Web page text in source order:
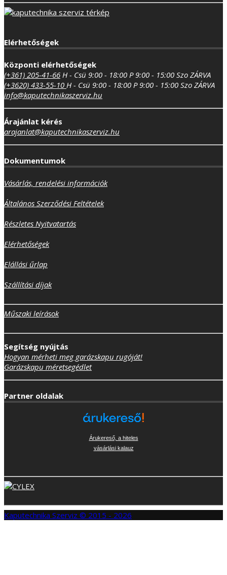
Elérhetőségek
Központi elérhetőségek
(+361) 205-41-66 H - Csü 9:00 - 18:00 P 9:00 - 15:00 Szo ZÁRVA
(+3620) 433-55-10 H - Csü 9:00 - 18:00 P 9:00 - 15:00 Szo ZÁRVA
info@kaputechnikaszerviz.hu
Árajánlat kérés
arajanlat@kaputechnikaszerviz.hu
Dokumentumok
Vásárlás, rendelési információk
Általános Szerződési Feltételek
Részletes Nyitvatartás
Elérhetőségek
Elállási űrlap
Szállítási díjak
Műszaki leírások
Segítség nyújtás
Hogyan mérheti meg garázskapu rugóját!
Garázskapu méretsegédlet
Partner oldalak
Árukereső, a hiteles
vásárlási kalauz
Kaputechnika Szerviz © 2015 - 2026